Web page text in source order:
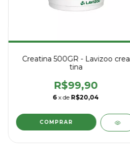
Creatina 500GR - Lavizoo crea
tina
R$99,90
6 x de R$20,04